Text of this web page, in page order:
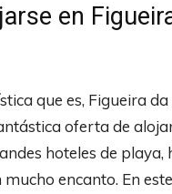
en
que es, Figueira da
oferta de
hoteles de playa,
encanto. En